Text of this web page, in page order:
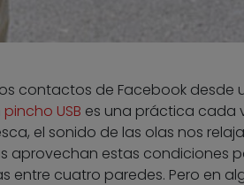
contactos de Facebook desde
pincho USB es una práctica cada
el sonido de las olas nos
aprovechan estas condiciones
entre cuatro paredes. Pero en